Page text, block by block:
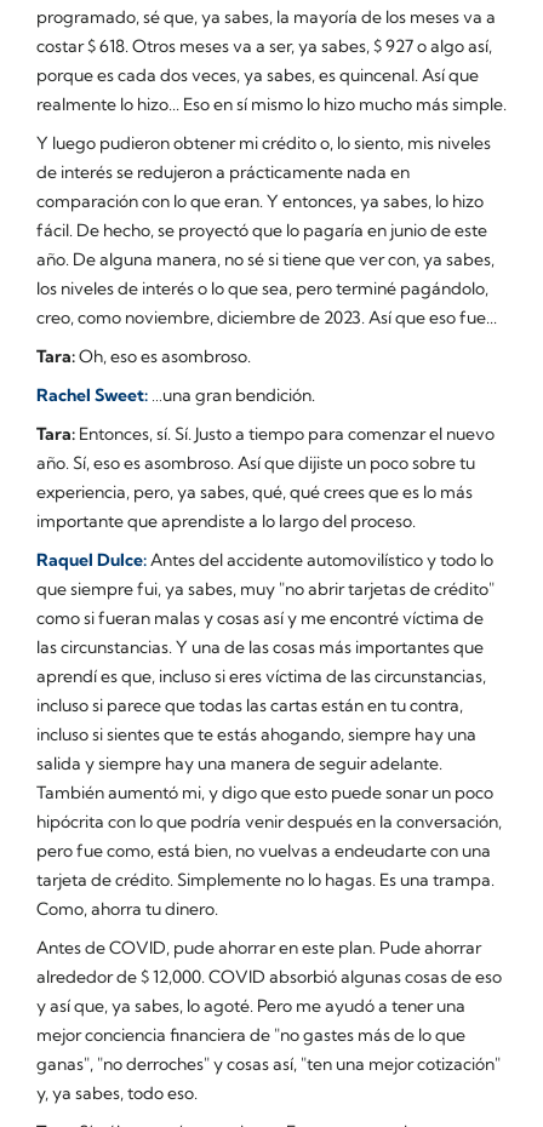
programado, sé que, ya sabes, la mayoría de los meses va a
costar $ 618. Otros meses va a ser, ya sabes, $ 927 o algo así,
porque es cada dos veces, ya sabes, es quincenal. Así que
realmente lo hizo... Eso en sí mismo lo hizo mucho más simple.
Y luego pudieron obtener mi crédito o, lo siento, mis niveles
de interés se redujeron a prácticamente nada en
comparación con lo que eran. Y entonces, ya sabes, lo hizo
fácil. De hecho, se proyectó que lo pagaría en junio de este
año. De alguna manera, no sé si tiene que ver con, ya sabes,
los niveles de interés o lo que sea, pero terminé pagándolo,
creo, como noviembre, diciembre de 2023. Así que eso fue...
Tara:Oh, eso es asombroso.
Rachel Sweet: …una gran bendición.
Tara: Entonces, sí. Sí. Justo a tiempo para comenzar el nuevo
año. Sí, eso es asombroso. Así que dijiste un poco sobre tu
experiencia, pero, ya sabes, qué, qué crees que es lo más
importante que aprendiste a lo largo del proceso.
Raquel Dulce: Antes del accidente automovilístico y todo lo
que siempre fui, ya sabes, muy "no abrir tarjetas de crédito"
como si fueran malas y cosas así y me encontré víctima de
las circunstancias. Y una de las cosas más importantes que
aprendí es que, incluso si eres víctima de las circunstancias,
incluso si parece que todas las cartas están en tu contra,
incluso si sientes que te estás ahogando, siempre hay una
salida y siempre hay una manera de seguir adelante.
También aumentó mi, y digo que esto puede sonar un poco
hipócrita con lo que podría venir después en la conversación,
pero fue como, está bien, no vuelvas a endeudarte con una
tarjeta de crédito. Simplemente no lo hagas. Es una trampa.
Como, ahorra tu dinero.
Antes de COVID, pude ahorrar en este plan. Pude ahorrar
alrededor de $ 12,000. COVID absorbió algunas cosas de eso
y así que, ya sabes, lo agoté. Pero me ayudó a tener una
mejor conciencia financiera de "no gastes más de lo que
ganas", "no derroches" y cosas así, "ten una mejor cotización"
y, ya sabes, todo eso.